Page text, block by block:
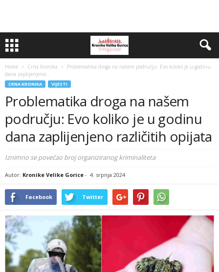
Home Crna Kronika
Problematika droga na našem području: Evo koliko je u godinu
dana zaplijenjeno...
CRNA KRONIKA VIJESTI
Problematika droga na našem
području: Evo koliko je u godinu
dana zaplijenjeno različitih opijata
Iznimno se povećao broj organiziranog kriminaliteta
Autor: Kronike Velike Gorice - 4. srpnja 2024
Facebook Twitter